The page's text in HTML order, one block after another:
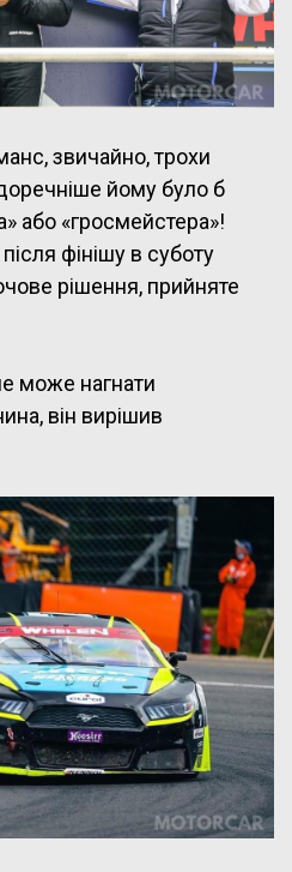
звичайно, трохи
йому було б
або «гросмейстера»!
фінішу в суботу
рішення, прийняте
може нагнати
він вирішив